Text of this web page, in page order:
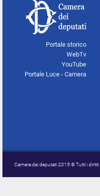
Portale storico
WebTv
YouTube
Portale Luce - Camera
Camera dei deputati 2015 © Tutti i diritti